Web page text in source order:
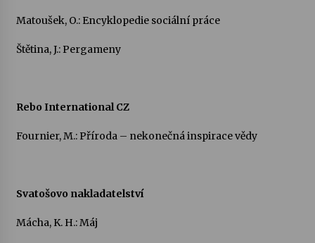
Matoušek, O.: Encyklopedie sociální práce
Štětina, J.: Pergameny
Rebo International CZ
Fournier, M.: Příroda – nekonečná inspirace vědy
Svatošovo nakladatelství
Mácha, K. H.: Máj